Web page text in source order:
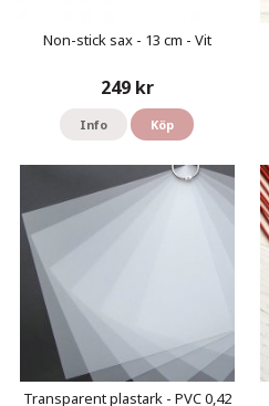
Non-stick sax - 13 cm - Vit
249 kr
Info Köp
Transparent plastark - PVC 0,42